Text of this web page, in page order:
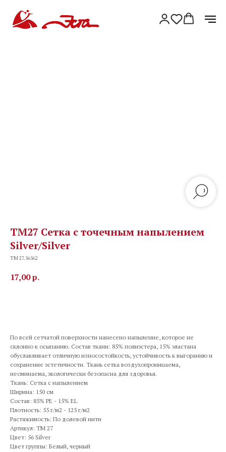
TM27 Сетка с точечным напылением
Silver/Silver
TM 27.56562
17,00р.
По всей сетчатой поверхности нанесено напыление, которое не
склонно к осыпанию. Состав ткани: 85% полиэстера, 15% эластана
обуславливает отличную износостойкость, устойчивость к выгоранию и
сохранение эстетичности. Ткань сетка воздухопроницаема,
несминаема, экологически безопасна для здоровья.
Ткань: Сетка с напылением
Ширина: 150 см
Состав: 85% PE - 15% EL
Плотность: 55 г/м2 - 125 г/м2
Растяжимость: По долевой нити
Артикул: TM 27
Цвет: 56 Silver
Цвет группы: Белый, черный